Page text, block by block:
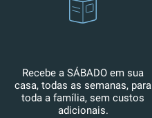
Recebe a SÁBADO em sua
casa, todas as semanas, para
toda a família, sem custos
adicionais.